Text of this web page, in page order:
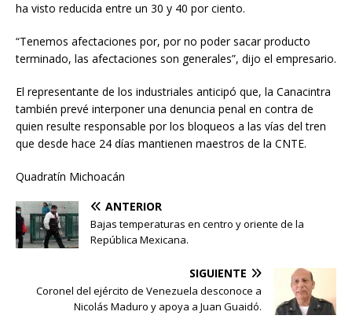
ha visto reducida entre un 30 y 40 por ciento.
“Tenemos afectaciones por, por no poder sacar producto
terminado, las afectaciones son generales”, dijo el empresario.
El representante de los industriales anticipó que, la Canacintra
también prevé interponer una denuncia penal en contra de
quien resulte responsable por los bloqueos a las vías del tren
que desde hace 24 días mantienen maestros de la CNTE.
Quadratín Michoacán
ANTERIOR
Bajas temperaturas en centro y oriente de la
República Mexicana.
SIGUIENTE
Coronel del ejército de Venezuela desconoce a
Nicolás Maduro y apoya a Juan Guaidó.